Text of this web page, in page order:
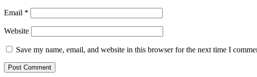
Email *
Website
Save my name, email, and website in this browser for the next time I